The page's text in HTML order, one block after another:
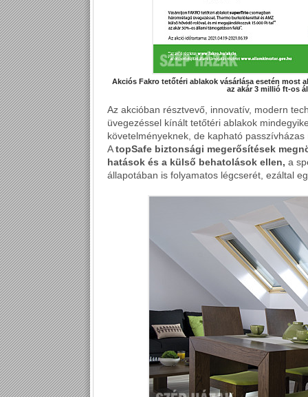
Akciós Fakro tetőtéri ablakok vásárlása esetén most
az akár 3 millió ft-os
Az akcióban résztvevő, innovatív, modern
üvegezéssel kínált tetőtéri ablakok
követelményeknek, de kapható
AtopSafe biztonsági megerősítések
hatások és a külső behatolások ellen, a
állapotában is folyamatos légcserét, ezáltal